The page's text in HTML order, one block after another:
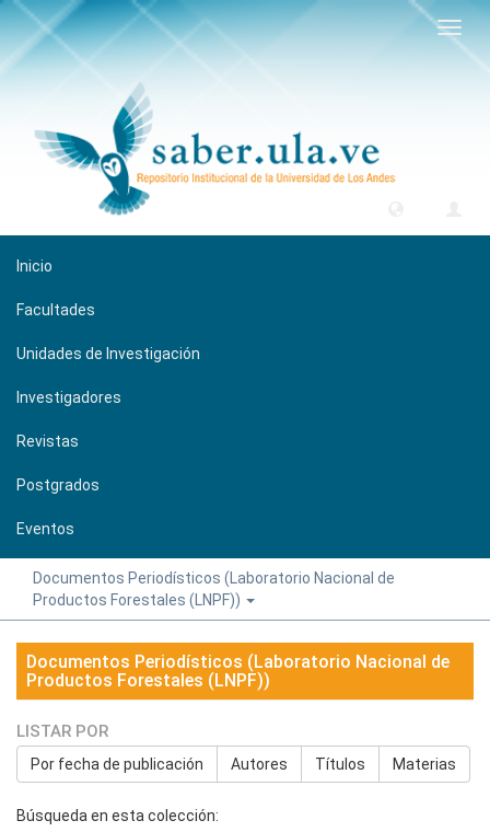
Inicio
Facultades
Unidades de Investigación
Investigadores
Revistas
Postgrados
Eventos
Documentos Periodísticos (Laboratorio Nacional de
Productos Forestales (LNPF))
Documentos Periodísticos (Laboratorio Nacional de
Productos Forestales (LNPF))
LISTAR POR
Por fecha de publicación Autores Títulos Materias
Búsqueda en esta colección: